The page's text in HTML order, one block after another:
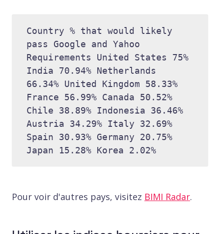
Country % that would likely
pass Google and Yahoo
Requirements United States 75%
India 70.94% Netherlands
66.34% United Kingdom 58.33%
France 56.99% Canada 50.52%
Chile 38.89% Indonesia 36.46%
Austria 34.29% Italy 32.69%
Spain 30.93% Germany 20.75%
Japan 15.28% Korea 2.02%
Pour voir d'autres pays, visitez BIMI Radar.